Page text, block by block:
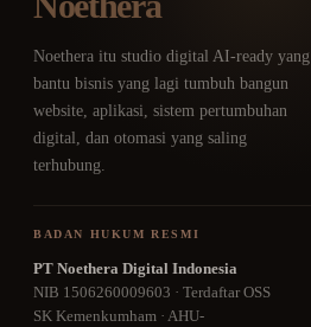
Noethera itu studio digital AI-ready yang
bantu bisnis yang lagi tumbuh bangun
website, aplikasi, sistem pertumbuhan
digital, dan otomasi yang saling
terhubung.
BADAN HUKUM RESMI
PT Noethera Digital Indonesia
NIB 1506260009603 · Terdaftar OSS
SK Kemenkumham · AHU-